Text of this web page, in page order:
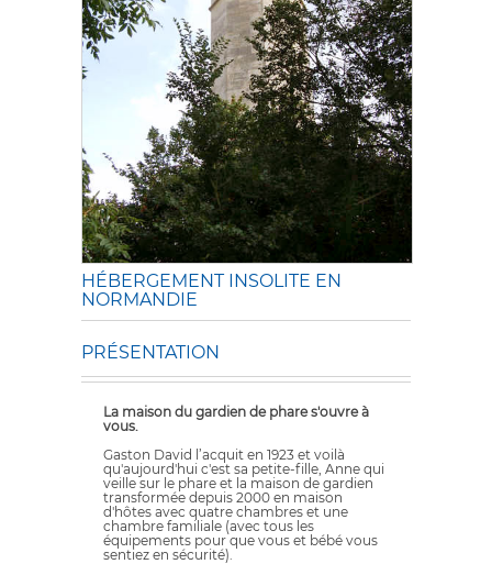
HÉBERGEMENT INSOLITE EN
NORMANDIE
PRÉSENTATION
La maison du gardien de phare s'ouvre à
vous.
Gaston David l’acquit en 1923 et voilà
qu'aujourd'hui c'est sa petite-fille, Anne qui
veille sur le phare et la maison de gardien
transformée depuis 2000 en maison
d'hôtes avec quatre chambres et une
chambre familiale (avec tous les
équipements pour que vous et bébé vous
sentiez en sécurité).